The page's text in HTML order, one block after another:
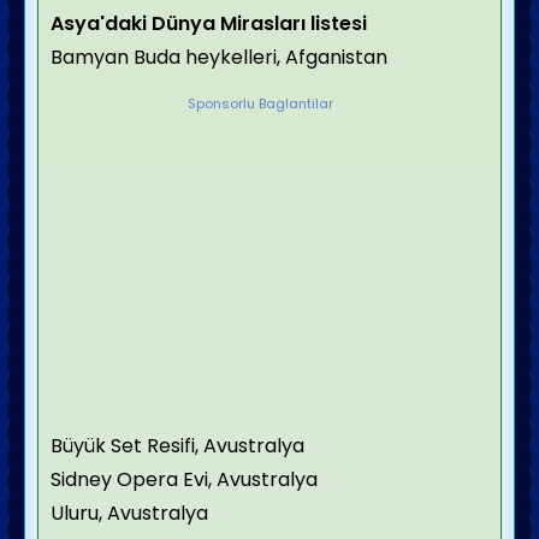
Asya'daki Dünya Mirasları listesi
Bamyan Buda heykelleri, Afganistan
Sponsorlu Baglantilar
Büyük Set Resifi, Avustralya
Sidney Opera Evi, Avustralya
Uluru, Avustralya